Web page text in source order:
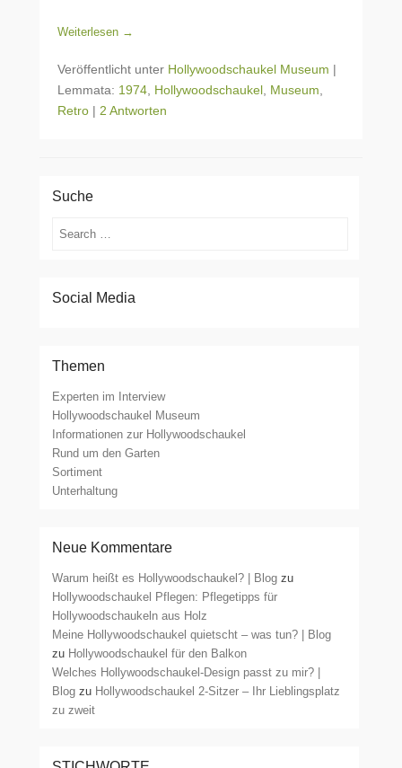
Weiterlesen →
Veröffentlicht unter Hollywoodschaukel Museum |
Lemmata: 1974 Hollywoodschaukel Museum
Retro | 2 Antworten
Suche
Suchen
Social Media
Themen
Experten im Interview
Hollywoodschaukel Museum
Informationen zur Hollywoodschaukel
Rund um den Garten
Sortiment
Unterhaltung
Neue Kommentare
Warum heißt es Hollywoodschaukel? | Blog zu
Hollywoodschaukel Pflegen: Pflegetipps für
Hollywoodschaukeln aus Holz
Meine Hollywoodschaukel quietscht – was tun? | Blog
zu Hollywoodschaukel für den Balkon
Welches Hollywoodschaukel-Design passt zu mir? |
Blog zu Hollywoodschaukel 2-Sitzer – Ihr Lieblingsplatz
zu zweit